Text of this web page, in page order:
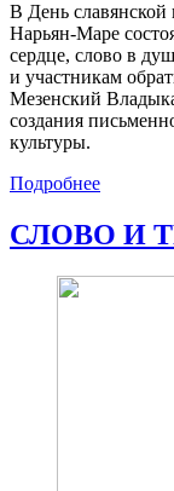
В День славянской
Нарьян-Маре
сердце, слово в
и участникам
Мезенский
создания
культуры.
Подробнее
СЛОВО И